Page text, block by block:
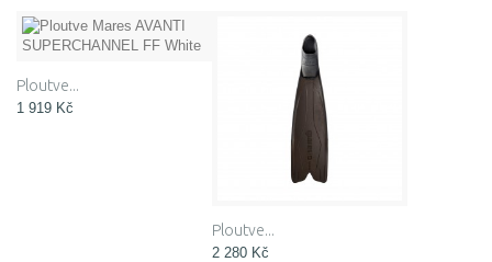
Ploutve...
1 919 Kč
Ploutve...
2 280 Kč